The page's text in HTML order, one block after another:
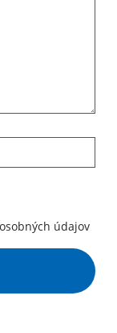
údajov